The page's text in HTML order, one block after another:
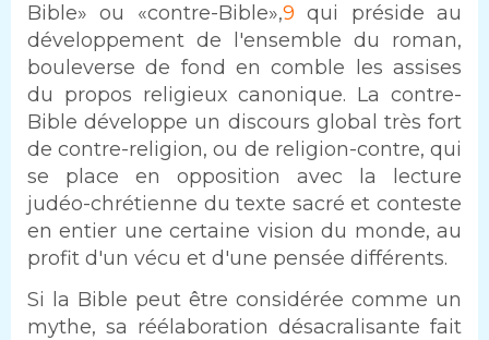
Bible» ou «contre-Bible»,9 qui préside au
développement de l'ensemble du roman,
bouleverse de fond en comble les assises
du propos religieux canonique. La contre-
Bible développe un discours global très fort
de contre-religion, ou de religion-contre, qui
se place en opposition avec la lecture
judéo-chrétienne du texte sacré et conteste
en entier une certaine vision du monde, au
profit d'un vécu et d'une pensée différents.
Si la Bible peut être considérée comme un
mythe, sa réélaboration désacralisante fait